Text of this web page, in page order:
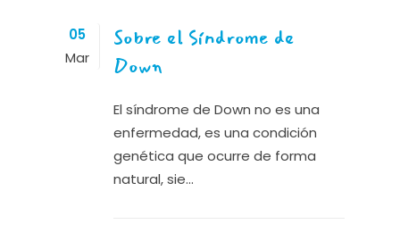
05
Mar
Sobre el Síndrome de
Down
El síndrome de Down no es una
enfermedad, es una condición
genética que ocurre de forma
natural, sie...